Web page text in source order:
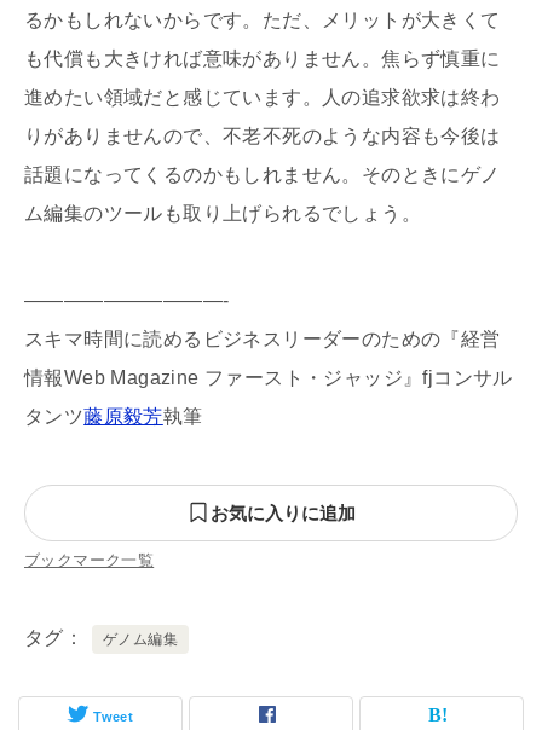
るかもしれないからです。ただ、メリットが大きくて
も代償も大きければ意味がありません。焦らず慎重に
進めたい領域だと感じています。人の追求欲求は終わ
りがありませんので、不老不死のような内容も今後は
話題になってくるのかもしれません。そのときにゲノ
ム編集のツールも取り上げられるでしょう。
——————————-
スキマ時間に読めるビジネスリーダーのための『経営
情報Web Magazine ファースト・ジャッジ』fjコンサル
タンツ藤原毅芳執筆
お気に入りに追加
ブックマーク一覧
タグ ゲノム編集
Tweet